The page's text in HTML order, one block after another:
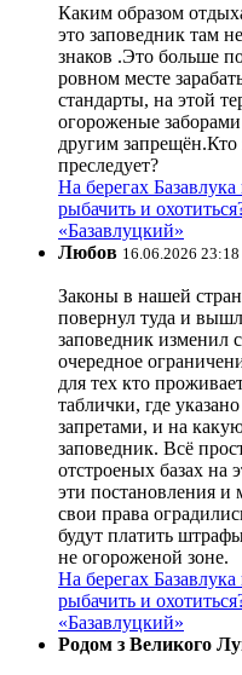
Каким образом
это заповедник там
знаков .Это больше
ровном месте
стандарты, на этой
огороженые
другим запрещён.Кто
преследует?
На берегах
рыбачить и
«Базавлуцкий»
Любов 16.06.2026 23:18
Законы в нашей
повернул туда и
заповедник изменил
очередное
для тех кто
таблички, где
запретами, и на
заповедник. Всё
отстроеных базах на
эти постановления и
свои права
будут платить
не огороженой зоне.
На берегах
рыбачить и
«Базавлуцкий»
Родом з Великого